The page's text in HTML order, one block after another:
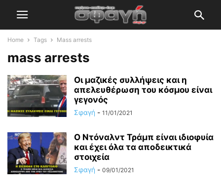
Home Tags Mass arrests
mass arrests
Οι μαζικές συλλήψεις και η
απελευθέρωση του κόσμου είναι
γεγονός
Σφαγή - 11/01/2021
Ο Ντόναλντ Τράμπ είναι ιδιοφυία
και έχει όλα τα αποδεικτικά
στοιχεία
Σφαγή - 09/01/2021